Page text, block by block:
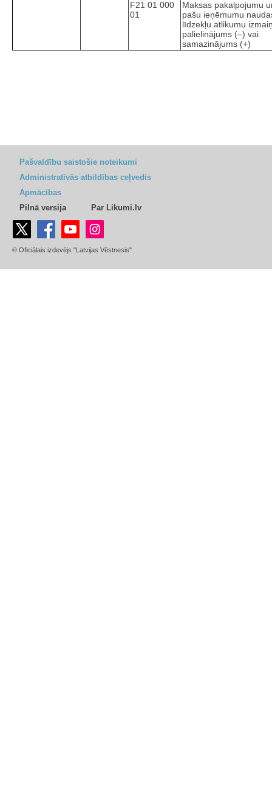
F21 01 000
01
Maksas pakalpojumu
pašu ieņēmumu
līdzekļu atlikumu
palielinājums (–) vai
samazinājums (+)
Pašvaldību saistošie noteikumi
Administratīvās atbildības ceļvedis
Apmācības
Pilnā versija
Par Likumi.lv
© Oficiālais izdevējs "Latvijas Vēstnesis"